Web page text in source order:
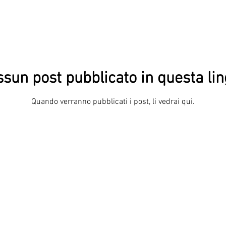
post pubblicato in questa
Quando verranno pubblicati i post, li vedrai qui.